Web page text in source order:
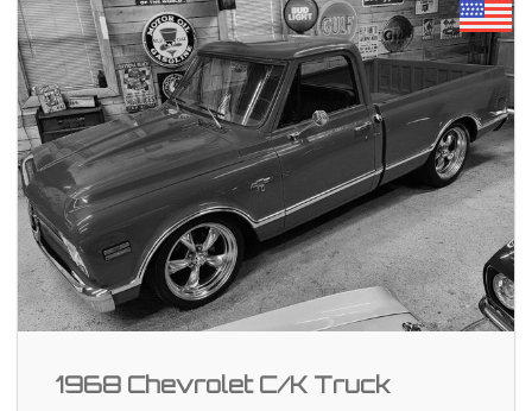
1968 Chevrolet C/K Truck